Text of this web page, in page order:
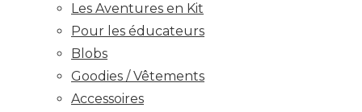
Les Aventures en Kit
Pour les éducateurs
Blobs
Goodies / Vêtements
Accessoires